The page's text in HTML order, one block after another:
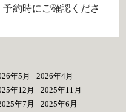
約時にご確認くださ
年5月
2026年4月
年12月
2025年11月
年7月
2025年6月